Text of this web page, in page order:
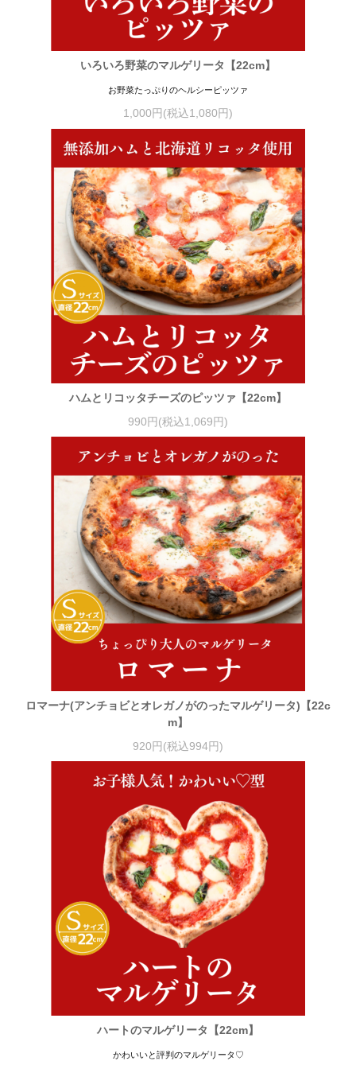
いろいろ野菜のマルゲリータ【22cm】
お野菜たっぷりのヘルシーピッツァ
1,000円(税込1,080円)
ハムとリコッタチーズのピッツァ【22cm】
990円(税込1,069円)
ロマーナ(アンチョビとオレガノがのったマルゲリータ)【22c
m】
920円(税込994円)
ハートのマルゲリータ【22cm】
かわいいと評判のマルゲリータ♡